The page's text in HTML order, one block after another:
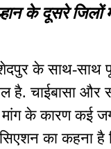
के दूसरे जिलों
के साथ-साथ
है. चाईबासा और
मांग के कारण कई
का कहना